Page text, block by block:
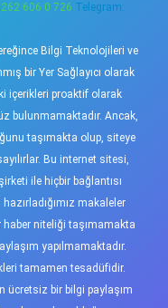
606 0 726 Telegram:
Bilgi Teknolojileri ve
bir Yer Sağlayıcı olarak
içerikleri proaktif olarak
bulunmamaktadır. Ancak,
taşımakta olup, siteye
Bu internet sitesi,
ile hiçbir bağlantısı
makaleler
haber niteliği taşımamakta
yapılmamaktadır.
tamamen tesadüfidir.
ücretsiz bir bilgi paylaşım